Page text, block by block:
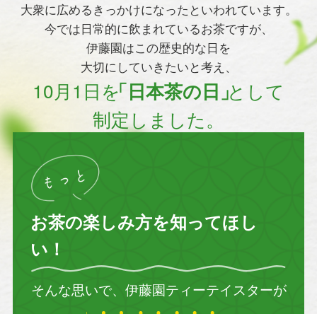
大衆に広めるきっかけになったといわれています。
今では日常的に飲まれているお茶ですが、
伊藤園はこの歴史的な日を
大切にしていきたいと考え、
10月1日を「日本茶の日」として
制定しました。
お茶の楽しみ方を知ってほし
い！
そんな思いで、伊藤園ティーテイスターが